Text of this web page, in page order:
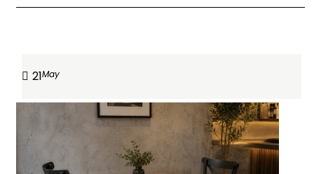
21May